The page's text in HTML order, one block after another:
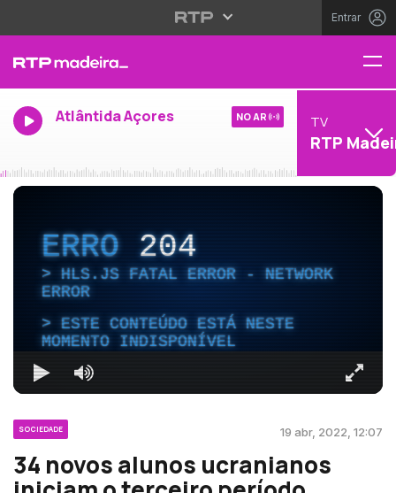
Entrar
Atlântida Açores NO AR TV
RTP
ERRO204
HLS.JS FATAL ERROR - NETWORK
ERROR
ESTE CONTEÚDO ESTÁ NESTE
MOMENTO INDISPONÍVEL
SOCIEDADE 19 abr, 2022, 12:07
34 novos alunos ucranianos